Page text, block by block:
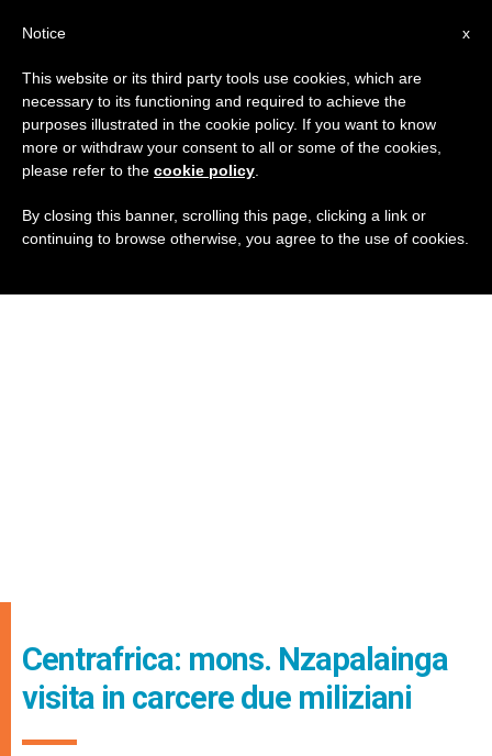
Centrafrica: mons. Nzapalainga
visita in carcere due miliziani
x
Notice
This website or its third party tools use cookies, which are
necessary to its functioning and required to achieve the
purposes illustrated in the cookie policy. If you want to know
more or withdraw your consent to all or some of the cookies,
please refer to the cookie policy
By closing this banner, scrolling this page, clicking a link or
continuing to browse otherwise, you agree to the use of cookies.